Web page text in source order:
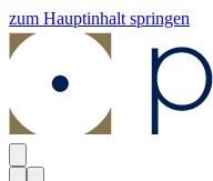
zum Hauptinhalt springen